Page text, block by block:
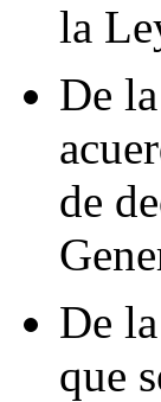
la
De
de
De
que